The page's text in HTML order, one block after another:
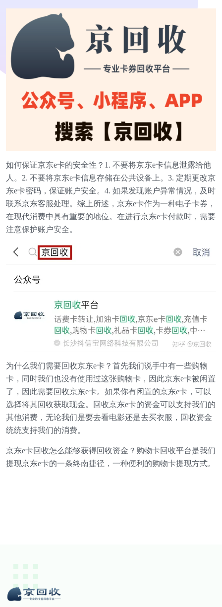
如何保证京东e卡的安全性？1. 不要将京东e卡信息泄露给他
人。2. 不要将京东e卡信息存储在公共设备上。3. 定期更改京
东e卡密码，保证账户安全。4. 如果发现账户异常情况，及时
联系京东客服处理。综上所述，京东e卡作为一种电子卡券，
在现代消费中具有重要的地位。在进行京东e卡付款时，需要
注意保护账户安全。
为什么我们需要回收京东e卡？首先我们说手中有一些购物
卡，同时我们也没有使用过这张购物卡，因此京东e卡被闲置
了，因此需要回收京东e卡。如果你有闲置的京东e卡，可以
选择将其回收获取现金。回收京东e卡的资金可以支持我们的
其他消费，无论我们是要去看电影还是去买衣服，回收资金
统统支持我们的消费。
京东e卡回收怎么能够获得回收资金？购物卡回收平台是我们
提现京东e卡的一条终南捷径，一种便利的购物卡提现方式。